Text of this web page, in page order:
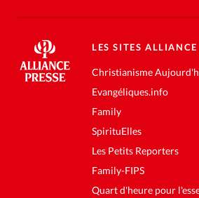
LES SITES ALLIANCE
Christianisme
Evangéliques.info
Family
SpirituElles
Les Petits Reporters
Family-FIPS
Quart d'heure pour